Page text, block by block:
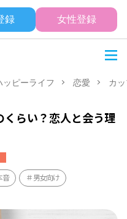
録 女性登録
ッピーライフ 恋愛 カ
くらい？恋人と会う理
音 男女向け